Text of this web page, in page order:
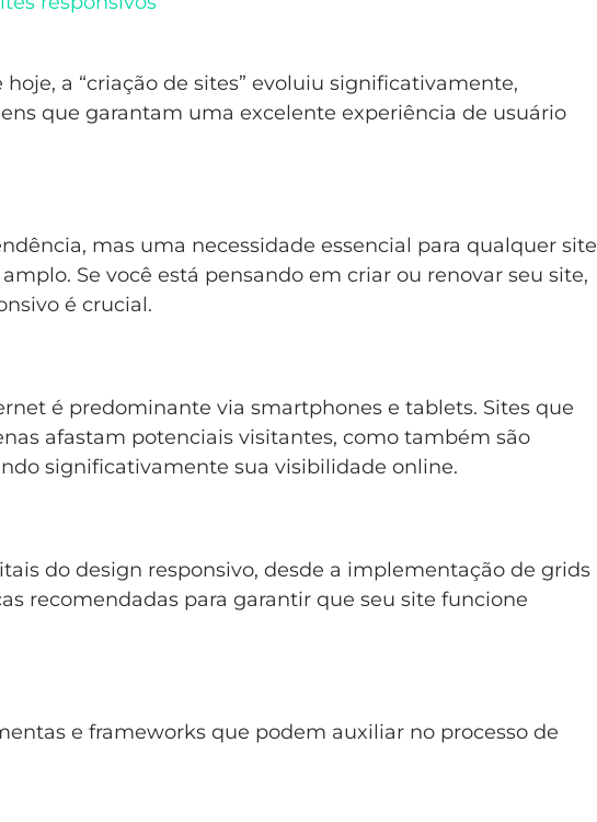
hoje, a “criação de sites” evoluiu significativamente,
que garantam uma excelente experiência de usuário
mas uma necessidade essencial para qualquer site
Se você está pensando em criar ou renovar seu site,
é crucial.
é predominante via smartphones e tablets. Sites que
afastam potenciais visitantes, como também são
significativamente sua visibilidade online.
do design responsivo, desde a implementação de grids
recomendadas para garantir que seu site funcione
e frameworks que podem auxiliar no processo de